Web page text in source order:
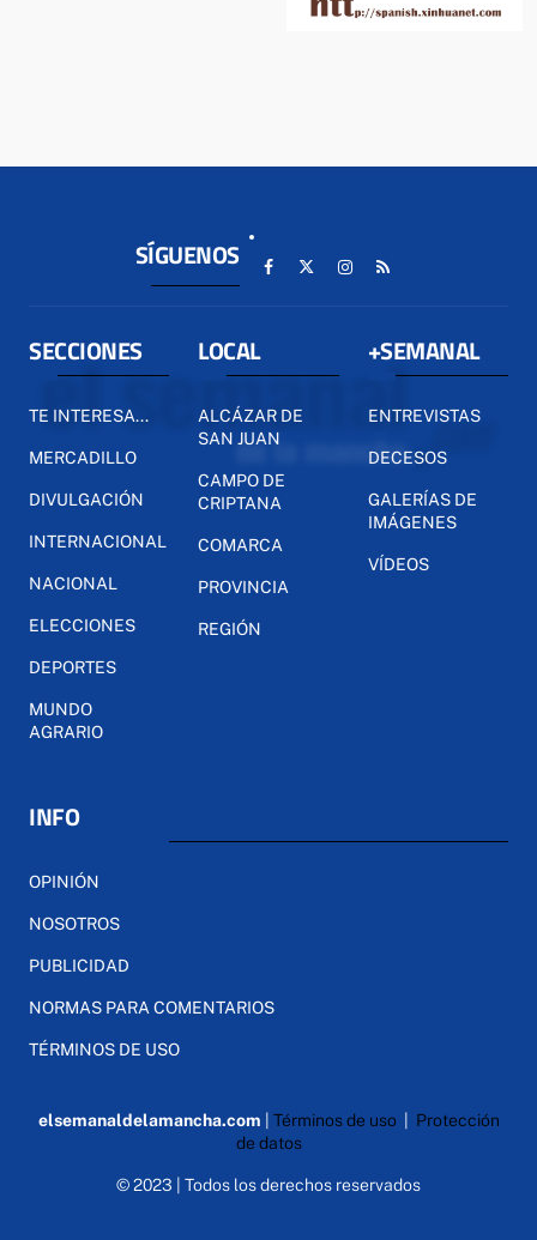
SÍGUENOS
SECCIONES
TE INTERESA...
MERCADILLO
DIVULGACIÓN
INTERNACIONAL
NACIONAL
ELECCIONES
DEPORTES
MUNDO
AGRARIO
LOCAL
ALCÁZAR DE
SAN JUAN
CAMPO DE
CRIPTANA
COMARCA
PROVINCIA
REGIÓN
+SEMANAL
ENTREVISTAS
DECESOS
GALERÍAS DE
IMÁGENES
VÍDEOS
INFO
OPINIÓN
NOSOTROS
PUBLICIDAD
NORMAS PARA COMENTARIOS
TÉRMINOS DE USO
elsemanaldelamancha.com Términos de uso| Protección
de datos
© 2023 | Todos los derechos reservados